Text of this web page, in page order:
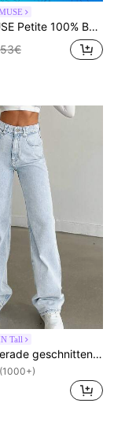
hoher Taille und weitem Bein, weite Baggy Jeans, Y2K Oversized Jeans, lockere Jeans, für zierliche Frauen
Tall
SHEIN Tall Gerade geschnittene High Rise Jeans mit Snow Wash Effekt, Große Größen
(1000+)